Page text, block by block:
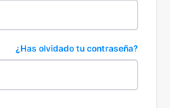
¿Has olvidado tu contraseña?